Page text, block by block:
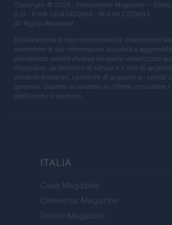
Copyright © 2026 · Investimenti Magazine — Edito
S.r.l. · P.IVA 13542920965 · REA MI 2729933
All Rights Reserved
Dichiarazione di non responsabilità: Investimenti
mantenere le sue informazioni accurate e
potrebbero essere diverse da quelle visualizzate
finanziario, un fornitore di servizi o il sito di un
prodotti finanziari, i prodotti di acquisto e i servizi
garanzia. Quando si valutano le offerte, consultare
dell'istituto finanziario.
ITALIA
Casa Magazine
Cineverse Magazine
Donne Magazine